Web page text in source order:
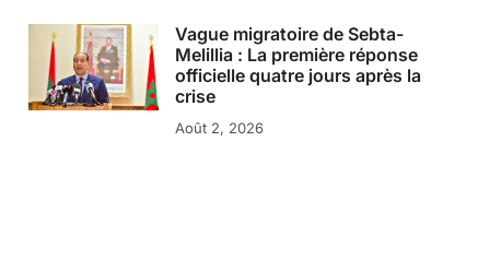
Vague migratoire de Sebta-
Melillia : La première réponse
officielle quatre jours après la
crise
Août 2, 2026